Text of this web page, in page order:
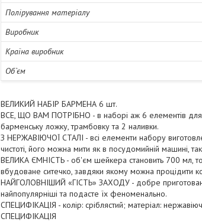
Полірування матеріалу
Виробник
Країна виробник
Об`єм
ВЕЛИКИЙ НАБІР БАРМЕНА 6 шт.
ВСЕ, ЩО ВАМ ПОТРІБНО - в наборі аж 6 елементів для
барменську ложку, трамбовку та 2 наливки.
З НЕРЖАВІЮЧОЇ СТАЛІ - всі елементи набору
чистоті, його можна мити як в посудомийній машині,
ВЕЛИКА ЄМНІСТЬ - об'єм шейкера становить 700 мл,
вбудоване ситечко, завдяки якому можна процідити
НАЙГОЛОВНІШИЙ «ГІСТЬ» ЗАХОДУ - добре
найпопулярніші та подасте їх феноменально.
СПЕЦИФІКАЦІЯ - колір: сріблястий; матеріал:
СПЕЦИФІКАЦІЯ